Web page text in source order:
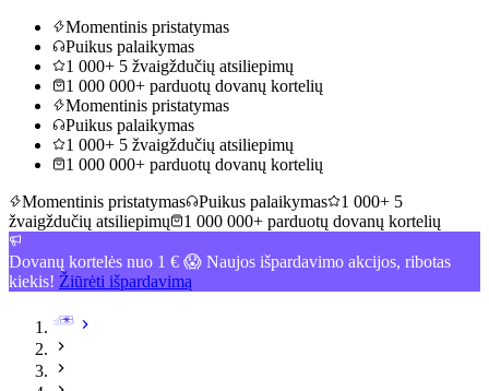
Momentinis pristatymas
Puikus palaikymas
1 000+ 5 žvaigždučių atsiliepimų
1 000 000+ parduotų dovanų kortelių
Momentinis pristatymas
Puikus palaikymas
1 000+ 5 žvaigždučių atsiliepimų
1 000 000+ parduotų dovanų kortelių
Momentinis pristatymas
Puikus palaikymas
1 000+ 5
žvaigždučių atsiliepimų
1 000 000+ parduotų dovanų kortelių
Dovanų kortelės nuo 1 € 😱 Naujos išpardavimo akcijos, ribotas
kiekis! Žiūrėti išpardavimą